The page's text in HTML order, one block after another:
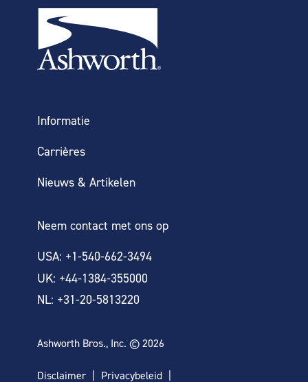
Informatie
Carrières
Nieuws & Artikelen
Neem contact met ons op
USA: +1-540-662-3494
UK: +44-1384-355000
NL: +31-20-5813220
Ashworth Bros., Inc. © 2026
Disclaimer Privacybeleid